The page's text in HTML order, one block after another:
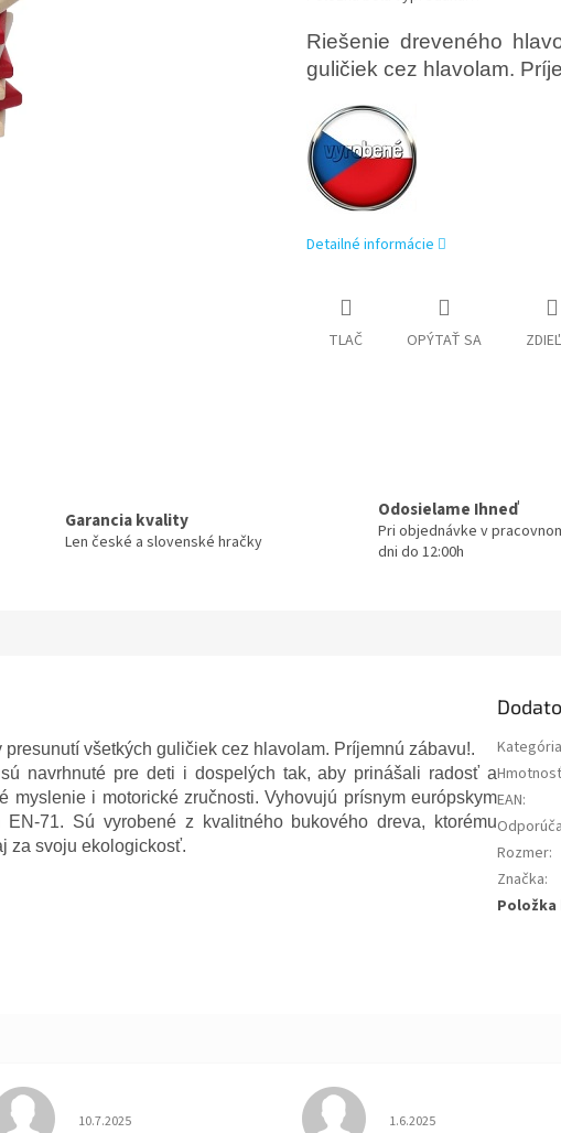
Riešenie dreveného
guličiek cez hlavolam.
Detailné informácie
TLAČ OPÝTAŤ SA
Garancia kvality
Len české a slovenské hračky
Odosielame Ihneď
Pri objednávke v
dni do 12:00h
všetkých guličiek cez hlavolam. Príjemnú zábavu!.
navrhnuté pre deti i dospelých tak, aby prinášali radosť a
myslenie i motorické zručnosti. Vyhovujú prísnym európskym
EN-71. Sú vyrobené z kvalitného bukového dreva, ktorému
za svoju ekologickosť.
Kategória
Hmotnosť
EAN:
Rozmer:
Značka:
Hodnotenie obchodu je 5 z 5 hviezdičiek.
10.7.2025 Hodnotenie obchodu je 5
1.6.2025